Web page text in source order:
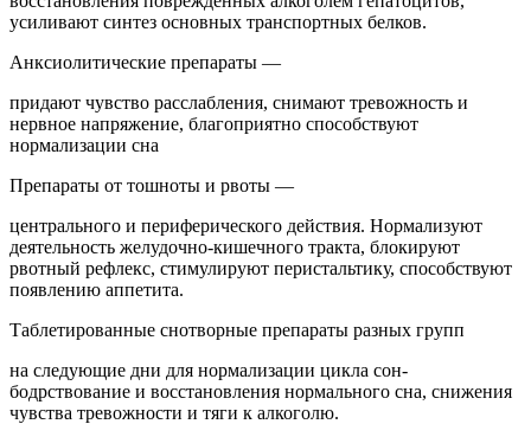
усиливают синтез основных транспортных белков.
Анксиолитические препараты —
придают чувство расслабления, снимают тревожность и
нервное напряжение, благоприятно способствуют
нормализации сна
Препараты от тошноты и рвоты —
центрального и периферического действия. Нормализуют
деятельность желудочно-кишечного тракта, блокируют
рвотный рефлекс, стимулируют перистальтику, способствуют
появлению аппетита.
Таблетированные снотворные препараты разных групп
на следующие дни для нормализации цикла сон-
бодрствование и восстановления нормального сна, снижения
чувства тревожности и тяги к алкоголю.